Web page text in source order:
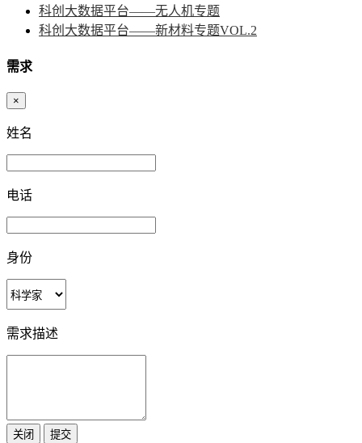
科创大数据平台——无人机专题
科创大数据平台——新材料专题VOL.2
需求
×
姓名
电话
身份
需求描述
关闭 提交